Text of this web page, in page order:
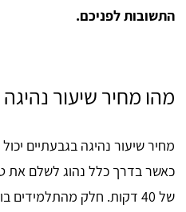
התשובות לפניכם.
מהו מחיר שיעור
כאשר בדרך כלל נהוג לשלם את
של 40 דקות. חלק